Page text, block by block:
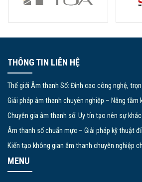
THÔNG TIN LIÊN HỆ
Thế giới Âm thanh Số: Đỉnh cao công nghệ,
Giải pháp âm thanh chuyên nghiệp – Nâng tầm
Chuyên gia âm thanh số: Uy tín tạo nên sự
Âm thanh số chuẩn mực – Giải pháp kỹ thuật
Kiến tạo không gian âm thanh chuyên nghiệp
MENU